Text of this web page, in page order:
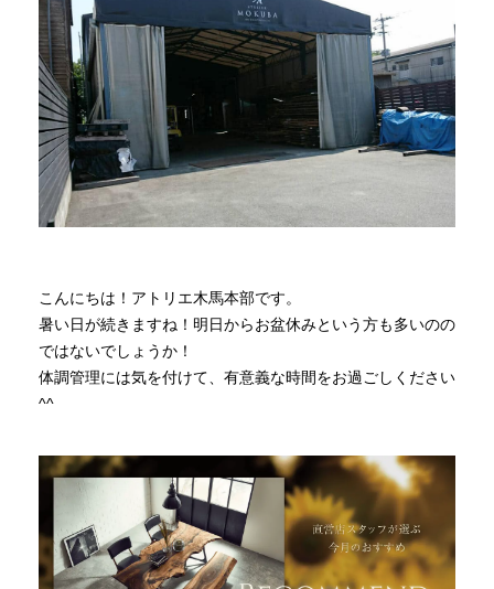
MOKUBA について
商品情報
直営店
WEBカタログ
新入荷情報
納品事例
こんにちは！アトリエ木馬本部です。
暑い日が続きますね！明日からお盆休みという方も多いのの
ではないでしょうか！
体調管理には気を付けて、有意義な時間をお過ごしください
^^